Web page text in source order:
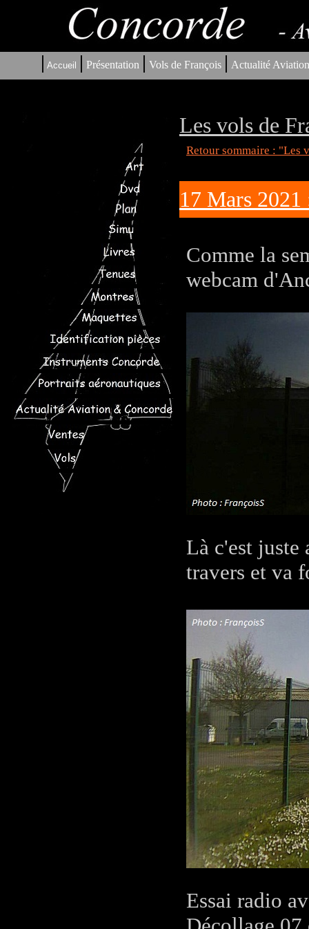
| Accueil | Présentation | Vols de François | Actualité
Les vols de
Retour sommaire : "Les
17 Mars
Comme la
webcam
Là c'est juste
travers et va
Essai radio